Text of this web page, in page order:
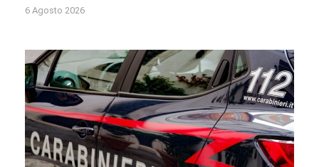
6 Agosto 2026